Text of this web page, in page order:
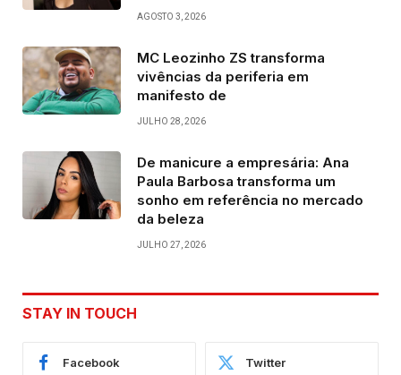
AGOSTO 3, 2026
MC Leozinho ZS transforma
vivências da periferia em
manifesto de
JULHO 28, 2026
De manicure a empresária: Ana
Paula Barbosa transforma um
sonho em referência no mercado
da beleza
JULHO 27, 2026
STAY IN TOUCH
Facebook Twitter